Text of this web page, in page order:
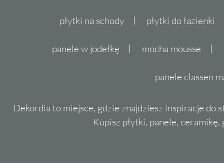
płytki na schody płytki do łazienki
panele w jodełkę mocha mousse
panele classen
Dekordia to miejsce, gdzie znajdziesz inspiracje do
Kupisz płytki, panele,